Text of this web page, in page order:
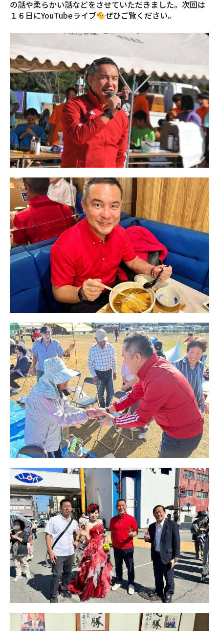
の話や柔らかい話などをさせていただきました。次回は
１６日にYouTubeライブ
ぜひご覧ください。